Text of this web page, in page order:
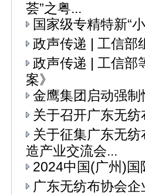
荟”之粤...
国家级专精特新“
政声传递 | 工信部
政声传递 | 工信部
案》
金鹰集团启动强
关于召开广东无
关于征集广东无
造产业交流会...
2024中国(广州)
广东无纺布协会